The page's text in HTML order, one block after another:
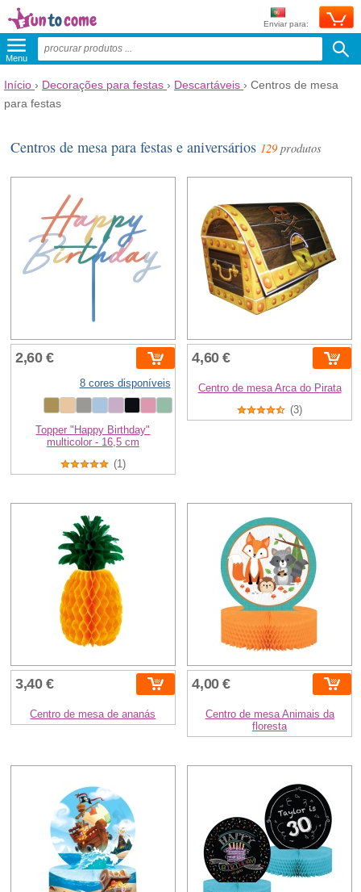
Enviar para:
Menu
Início › Decorações para festas › Descartáveis › Centros de mesa
para festas
Centros de mesa para festas e aniversários 129produtos
2,60 €
8 cores disponíveis
Topper "Happy Birthday"
multicolor - 16,5 cm
(1)
4,60 €
Centro de mesa Arca do Pirata
(3)
3,40 €
Centro de mesa de ananás
4,00 €
Centro de mesa Animais da
floresta